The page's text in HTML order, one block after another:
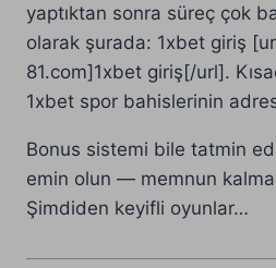
yaptıktan sonra süreç çok
olarak şurada: 1xbet giriş
81.com]1xbet giriş[/url].
1xbet spor bahislerinin
Bonus sistemi bile tatmin
emin olun — memnun
Şimdiden keyifli oyunlar…